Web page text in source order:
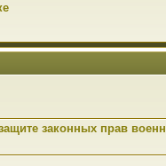
законных прав